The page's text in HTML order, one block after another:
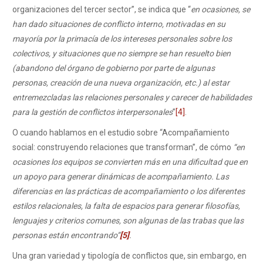
organizaciones del tercer sector”, se indica que “en ocasiones, se
han dado situaciones de conflicto interno, motivadas en su
mayoría por la primacía de los intereses personales sobre los
colectivos, y situaciones que no siempre se han resuelto bien
(abandono del órgano de gobierno por parte de algunas
personas, creación de una nueva organización, etc.) al estar
entremezcladas las relaciones personales y carecer de habilidades
para la gestión de conflictos interpersonales”[4]
O cuando hablamos en el estudio sobre “Acompañamiento
social: construyendo relaciones que transforman”, de cómo “en
ocasiones los equipos se convierten más en una dificultad que en
un apoyo para generar dinámicas de acompañamiento. Las
diferencias en las prácticas de acompañamiento o los diferentes
estilos relacionales, la falta de espacios para generar filosofías,
lenguajes y criterios comunes, son algunas de las trabas que las
personas están encontrando”[5].
Una gran variedad y tipología de conflictos que, sin embargo, en